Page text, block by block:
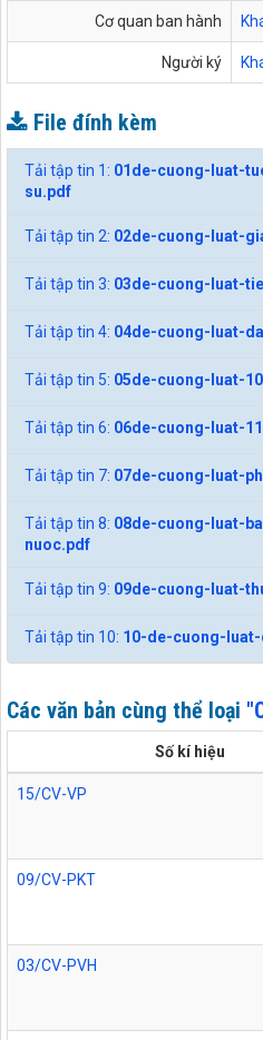
Cơ quan ban hành
Người ký
File đính kèm
Tải tập tin 1: 01de-cuong-luat-
su.pdf
Tải tập tin 2: 02de-cuong-luat-
Tải tập tin 3: 03de-cuong-luat-
Tải tập tin 4: 04de-cuong-luat-
Tải tập tin 5: 05de-cuong-luat-
Tải tập tin 6: 06de-cuong-luat-
Tải tập tin 7: 07de-cuong-luat-
Tải tập tin 8: 08de-cuong-luat-
nuoc.pdf
Tải tập tin 9: 09de-cuong-luat-
Tải tập tin 10: 10-de-cuong-
Các văn bản cùng thể loại
Số kí hiệu
15/CV-VP
09/CV-PKT
03/CV-PVH